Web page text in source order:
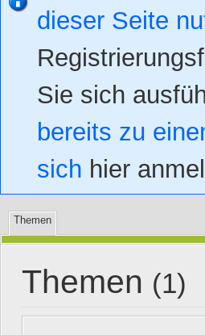
dieser Seite
Sie sich
bereits zu
sich hier
Themen
Themen (1)